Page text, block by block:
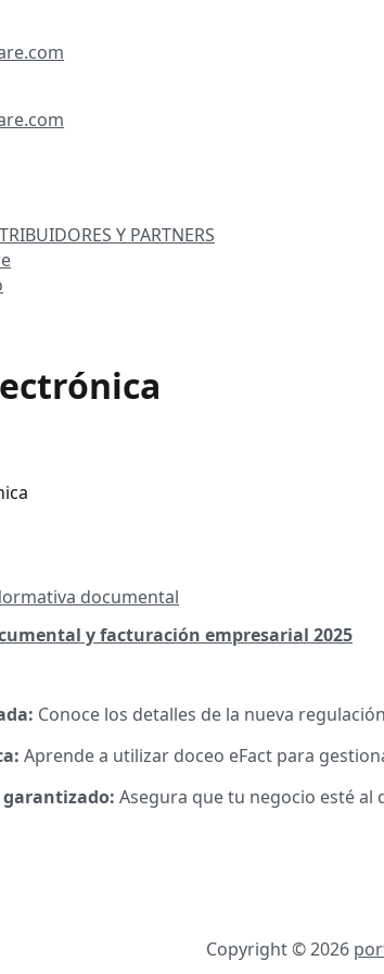
Y PARTNERS
documental
y facturación empresarial 2025
Conoce los detalles de la nueva
Aprende a utilizar doceo eFact para
Asegura que tu negocio esté al
Copyright © 2026